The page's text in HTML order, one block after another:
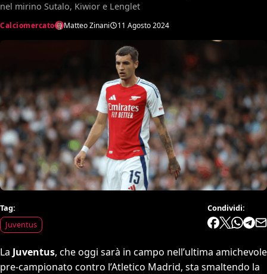
nel mirino Sutalo, Kiwior e Lenglet
Calciomercato Matteo Zinani 11 Agosto 2024
Tag:
Juventus
Condividi:
La Juventus, che oggi sarà in campo nell’ultima amichevole
pre-campionato contro l’Atletico Madrid, sta smaltendo la